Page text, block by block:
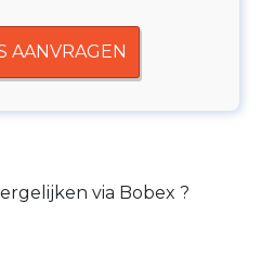
AANVRAGEN
via Bobex ?